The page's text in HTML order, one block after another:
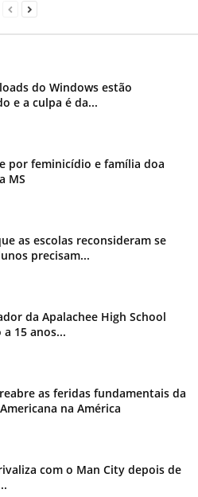
do Windows estão
e a culpa é da...
por feminicídio e família doa
MS
as escolas reconsideram se
precisam...
da Apalachee High School
15 anos...
as feridas fundamentais da
na América
com o Man City depois de